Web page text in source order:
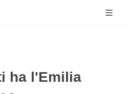
ha l'Emilia